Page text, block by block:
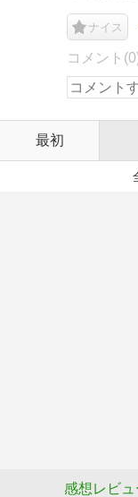
ナイス
コメント
最初
感想レビュ